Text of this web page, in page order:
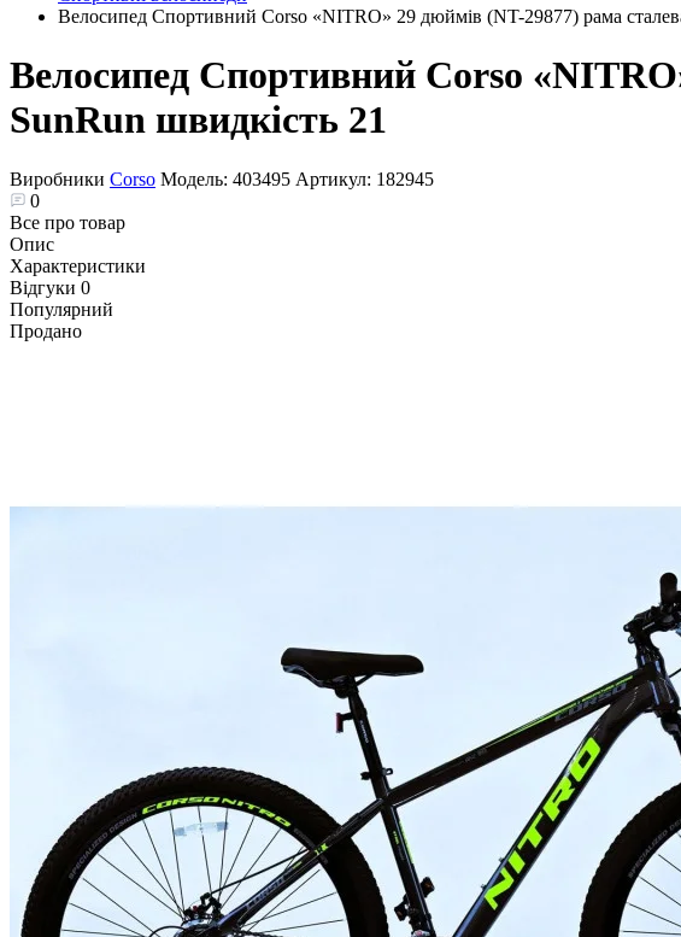
Велоcипед Спортивний Corso «NITRO» 29 дюймів (NT-29877) рама
Велоcипед Спортивний Corso
SunRun швидкість 21
Виробники Corso Модель: 403495 Артикул: 182945
0
Все про товар
Опис
Характеристики
Відгуки 0
Популярний
Продано